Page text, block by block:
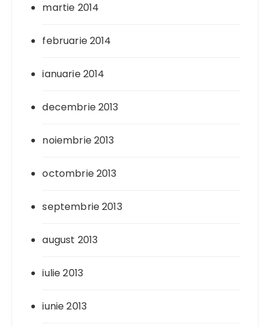
martie 2014
februarie 2014
ianuarie 2014
decembrie 2013
noiembrie 2013
octombrie 2013
septembrie 2013
august 2013
iulie 2013
iunie 2013